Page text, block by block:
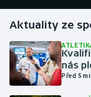
Golf
Gymnastika
Házená
Aktuality ze
nás
Před 5